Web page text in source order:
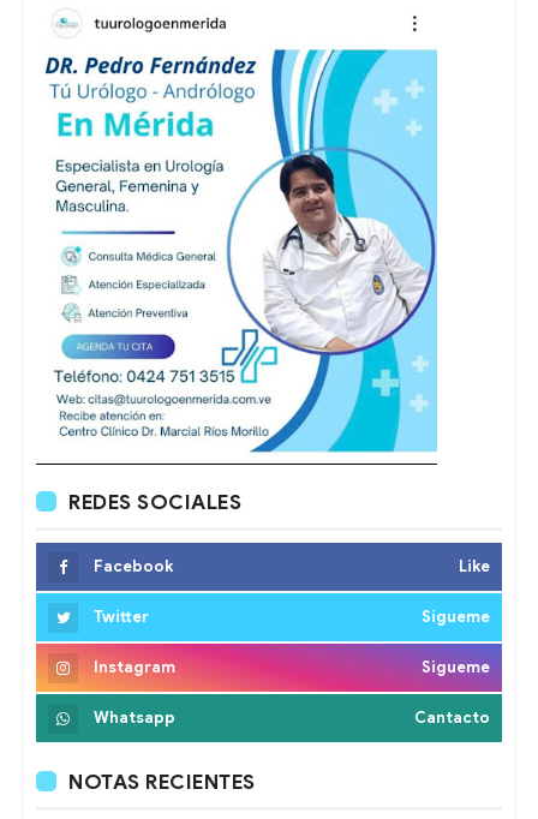
REDES SOCIALES
Facebook Like
Twitter Sigueme
Instagram Sigueme
Whatsapp Cantacto
NOTAS RECIENTES